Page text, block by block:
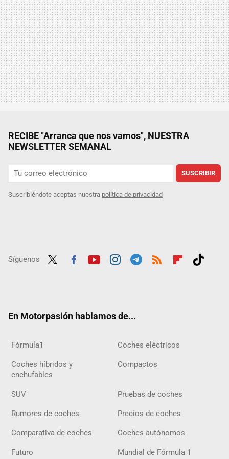
RECIBE "Arranca que nos vamos", NUESTRA
NEWSLETTER SEMANAL
SUSCRIBIR
Suscribiéndote aceptas nuestra política de privacidad
Síguenos
En Motorpasión hablamos de...
Fórmula1 Coches eléctricos
Coches híbridos y
enchufables
Compactos
SUV Pruebas de coches
Rumores de coches Precios de coches
Comparativa de coches Coches autónomos
Futuro Mundial de Fórmula 1